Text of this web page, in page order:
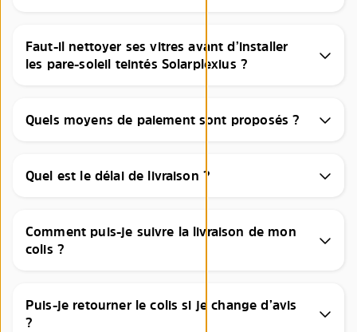
Faut-il nettoyer ses vitres avant d’installer
les pare-soleil teintés Solarplexius ?
Quels moyens de paiement sont proposés ?
Quel est le délai de livraison ?
Comment puis-je suivre la livraison de mon
colis ?
Puis-je retourner le colis si je change d’avis
?